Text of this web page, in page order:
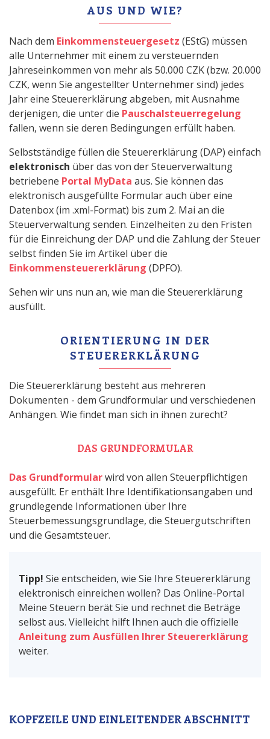
AUS UND WIE?
Nach dem Einkommensteuergesetz (EStG) müssen
alle Unternehmer mit einem zu versteuernden
Jahreseinkommen von mehr als 50.000 CZK (bzw. 20.000
CZK, wenn Sie angestellter Unternehmer sind) jedes
Jahr eine Steuererklärung abgeben, mit Ausnahme
derjenigen, die unter die Pauschalsteuerregelung
fallen, wenn sie deren Bedingungen erfüllt haben.
Selbstständige füllen die Steuererklärung (DAP) einfach
elektronisch über das von der Steuerverwaltung
betriebene Portal MyData aus. Sie können das
elektronisch ausgefüllte Formular auch über eine
Datenbox (im .xml-Format) bis zum 2. Mai an die
Steuerverwaltung senden. Einzelheiten zu den Fristen
für die Einreichung der DAP und die Zahlung der Steuer
selbst finden Sie im Artikel über die
Einkommensteuererklärung (DPFO).
Sehen wir uns nun an, wie man die Steuererklärung
ausfüllt.
ORIENTIERUNG IN DER
STEUERERKLÄRUNG
Die Steuererklärung besteht aus mehreren
Dokumenten - dem Grundformular und verschiedenen
Anhängen. Wie findet man sich in ihnen zurecht?
DAS GRUNDFORMULAR
Das Grundformularwird von allen Steuerpflichtigen
ausgefüllt. Er enthält Ihre Identifikationsangaben und
grundlegende Informationen über Ihre
Steuerbemessungsgrundlage, die Steuergutschriften
und die Gesamtsteuer.
Tipp! Sie entscheiden, wie Sie Ihre Steuererklärung
elektronisch einreichen wollen? Das Online-Portal
Meine Steuern berät Sie und rechnet die Beträge
selbst aus. Vielleicht hilft Ihnen auch die offizielle
Anleitung zum Ausfüllen Ihrer Steuererklärung
weiter.
KOPFZEILE UND EINLEITENDER ABSCHNITT